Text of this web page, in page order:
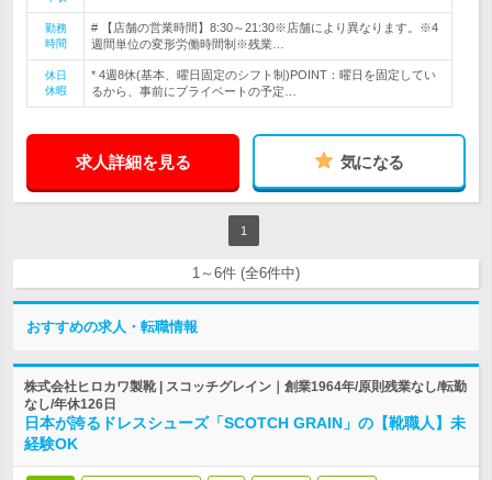
勤務
時間
# 【店舗の営業時間】8:30～21:30※店舗により異なります。※4
週間単位の変形労働時間制※残業…
休日
休暇
* 4週8休(基本、曜日固定のシフト制)POINT：曜日を固定してい
るから、事前にプライベートの予定…
求人詳細を見る 気になる
1
1～6件 (全6件中)
おすすめの求人・転職情報
株式会社ヒロカワ製靴 | スコッチグレイン｜創業1964年/原則残業なし/転勤
なし/年休126日
日本が誇るドレスシューズ「SCOTCH GRAIN」の【靴職人】未
経験OK